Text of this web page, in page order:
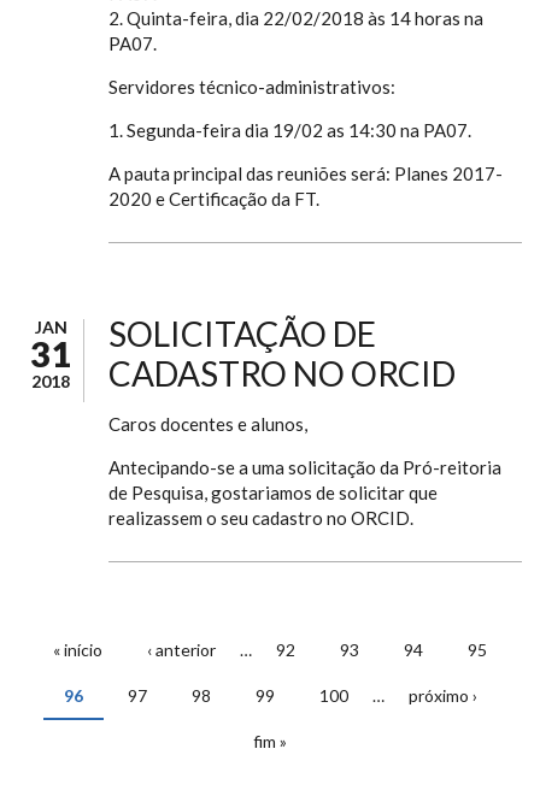
2. Quinta-feira, dia 22/02/2018 às 14 horas na
PA07.
Servidores técnico-administrativos:
1. Segunda-feira dia 19/02 as 14:30 na PA07.
A pauta principal das reuniões será: Planes 2017-
2020 e Certificação da FT.
JAN
31
2018
SOLICITAÇÃO DE
CADASTRO NO ORCID
Caros docentes e alunos,
Antecipando-se a uma solicitação da Pró-reitoria
de Pesquisa, gostariamos de solicitar que
realizassem o seu cadastro no ORCID.
« início ‹ anterior … 92 93 94 95
96 97 98 99 100 … próximo ›
fim »